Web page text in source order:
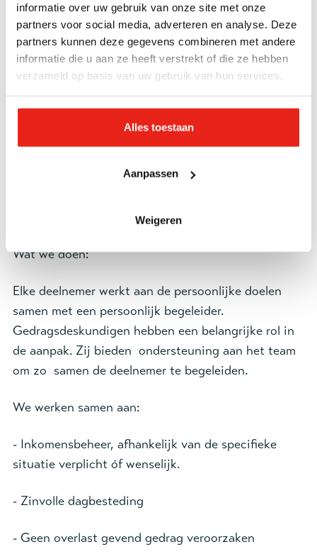
informatie over uw gebruik van onze site met onze
partners voor social media, adverteren en analyse. Deze
partners kunnen deze gegevens combineren met andere
informatie die u aan ze heeft verstrekt of die ze hebben
verzameld op basis van uw gebruik van hun services.
Alles toestaan
Aanpassen
Weigeren
aan harddrugs/ alcohol, eventueel in combinatie
met chronische psychiatrische klachten, een
verstandelijke beperking en/ of
gedragsproblematiek.
bereid zijn te willen werken aan het vergroten van
Wat we doen:
Elke deelnemer werkt aan de persoonlijke doelen
samen met een persoonlijk begeleider.
Gedragsdeskundigen hebben een belangrijke rol in
de aanpak. Zij bieden ondersteuning aan het team
om zo samen de deelnemer te begeleiden.
We werken samen aan:
- Inkomensbeheer, afhankelijk van de specifieke
situatie verplicht óf wenselijk.
- Zinvolle dagbesteding
- Geen overlast gevend gedrag veroorzaken